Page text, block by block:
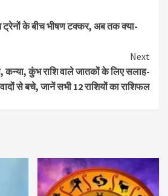
ट्रेनों के बीच भीषण टक्कर, अब तक क्या-
Next
कुंभ राशि वाले जातकों के लिए सलाह-
से बचे, जानें सभी 12 राशियों का राशिफल